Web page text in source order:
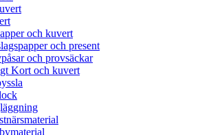
och kuvert
och present
och provsäckar
Kort och kuvert